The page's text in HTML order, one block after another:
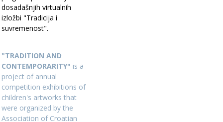
dosadašnjih virtualnih
izložbi "Tradicija i
suvremenost".
"TRADITION AND
CONTEMPORARITY" is a
project of annual
competition exhibitions of
children's artworks that
were organized by the
Association of Croatian